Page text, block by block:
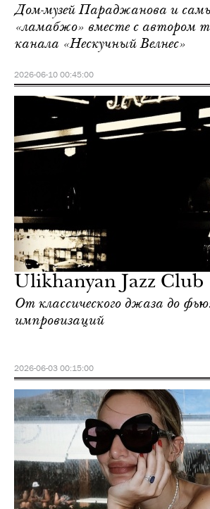
Дом-музей Параджанова и
«ламабжо» вместе с автором
канала «Нескучный Велнес»
2026-06-10 00:45:00
Ulikhanyan Jazz Club
От классического джаза до
импровизаций
2026-06-03 00:15:00
Guide